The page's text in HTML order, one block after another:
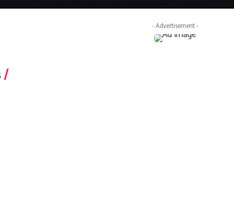
- Advertisement -